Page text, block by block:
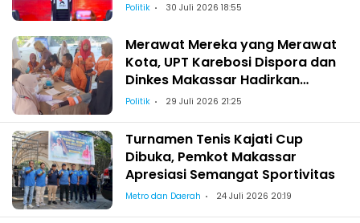
Politik 30 Juli 2026 18:55
Merawat Mereka yang Merawat
Kota, UPT Karebosi Dispora dan
Dinkes Makassar Hadirkan
Pemeriksaan Kesehatan bagi
Politik 29 Juli 2026 21:25
Turnamen Tenis Kajati Cup
Dibuka, Pemkot Makassar
Apresiasi Semangat Sportivitas
Metro dan Daerah 24 Juli 2026 20:19